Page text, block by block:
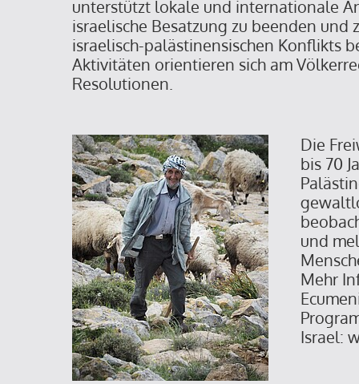
unterstützt lokale und internationale
israelische Besatzung zu beenden und
israelisch-palästinensischen Konflikts
Aktivitäten orientieren sich am
Resolutionen.
Die
bis 70
und
Mehr
Israel: